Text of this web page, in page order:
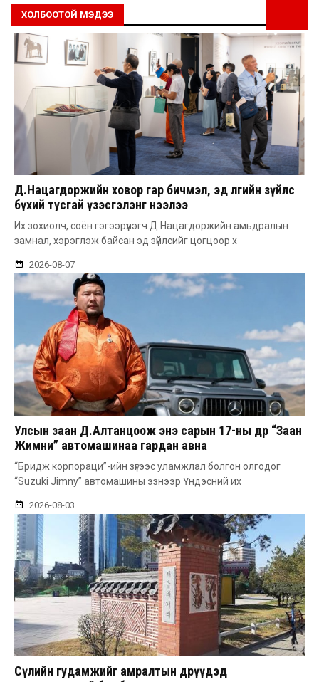
ХОЛБООТОЙ МЭДЭЭ
Д.Нацагдоржийн ховор гар бичмэл, эд өлгийн зүйлс
бүхий тусгай үзэсгэлэнг нээлээ
Их зохиолч, соён гэгээрүүлэгч Д.Нацагдоржийн амьдралын
замнал, хэрэглэж байсан эд зүйлсийг цогцоор х
2026-08-07
Улсын заан Д.Алтанцоож энэ сарын 17-ны өдөр “Заан
Жимни” автомашинаа гардан авна
“Бридж корпораци”-ийн зүгээс уламжлал болгон олгодог
“Suzuki Jimny” автомашины эзнээр Үндэсний их
2026-08-03
Сөүлийн гудамжийг амралтын өдрүүдэд